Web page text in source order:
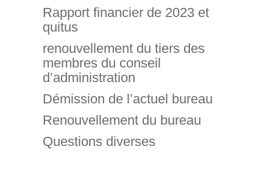
Rapport financier de 2023 et
quitus
renouvellement du tiers des
membres du conseil
d’administration
Démission de l’actuel bureau
Renouvellement du bureau
Questions diverses